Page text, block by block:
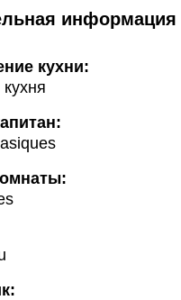
информация
кухни: